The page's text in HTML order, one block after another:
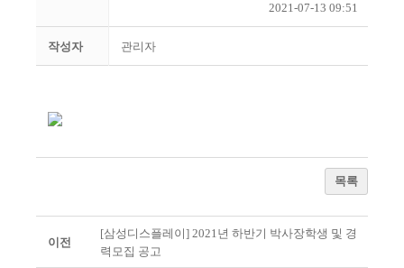
2021-07-13 09:51
작성자 관리자
목록
이전
[삼성디스플레이] 2021년 하반기 박사장학생 및 경
력모집 공고